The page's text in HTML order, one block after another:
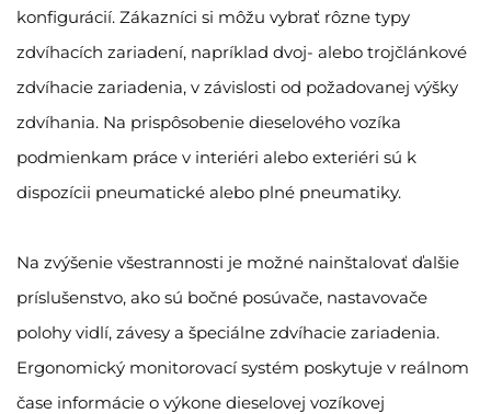
konfigurácií. Zákazníci si môžu vybrať rôzne typy
zdvíhacích zariadení, napríklad dvoj- alebo trojčlánkové
zdvíhacie zariadenia, v závislosti od požadovanej výšky
zdvíhania. Na prispôsobenie dieselového vozíka
podmienkam práce v interiéri alebo exteriéri sú k
dispozícii pneumatické alebo plné pneumatiky.
Na zvýšenie všestrannosti je možné nainštalovať ďalšie
príslušenstvo, ako sú bočné posúvače, nastavovače
polohy vidlí, závesy a špeciálne zdvíhacie zariadenia.
Ergonomický monitorovací systém poskytuje v reálnom
čase informácie o výkone dieselovej vozíkovej